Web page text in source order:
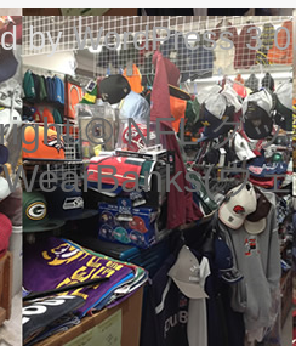
byWordPress
© NFL グ
ウ